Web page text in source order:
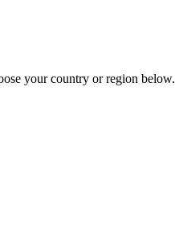
your country or region below.